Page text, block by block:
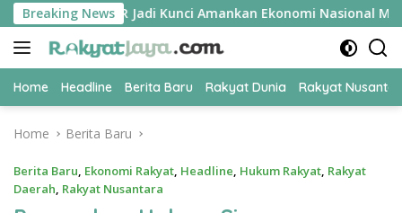
Skip
to
content
Breaking News
UPER Jadi Kunci Amankan Ekonomi Nasional Menuju
Home Headline Berita Baru Rakyat Dunia Rakyat
Home Berita Baru
Berita Baru, Ekonomi Rakyat, Headline, Hukum Rakyat, Rakyat
Daerah, Rakyat Nusantara